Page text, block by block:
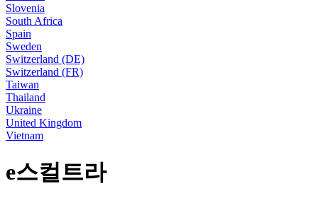
Slovenia
South Africa
Spain
Sweden
Switzerland (DE)
Switzerland (FR)
Taiwan
Thailand
Ukraine
United Kingdom
Vietnam
e스컬트라